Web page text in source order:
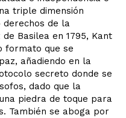
triple dimensión
de la
Basilea en 1795, Kant
formato que se
añadiendo en la
secreto donde se
dado que la
piedra de toque para
También se aboga por